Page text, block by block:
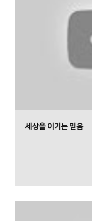
세상을 이기는 믿음